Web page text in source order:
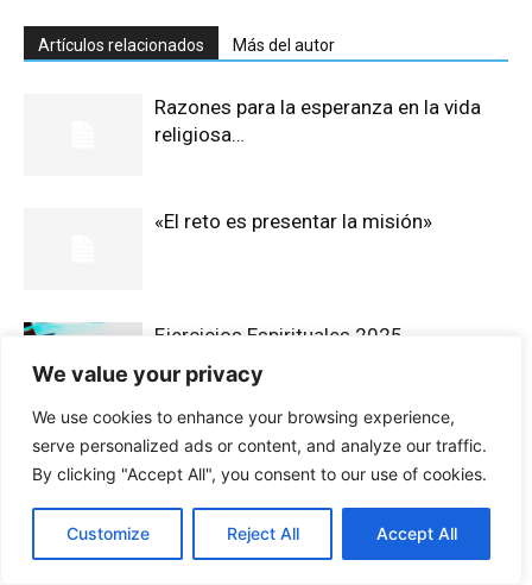
We value your privacy
We use cookies to enhance your browsing experience,
serve personalized ads or content, and analyze our traffic.
By clicking "Accept All", you consent to our use of cookies.
Customize Reject All Accept All
Artículos relacionados Más del autor
Razones para la esperanza en la vida
religiosa…
«El reto es presentar la misión»
Ejercicios Espirituales 2025